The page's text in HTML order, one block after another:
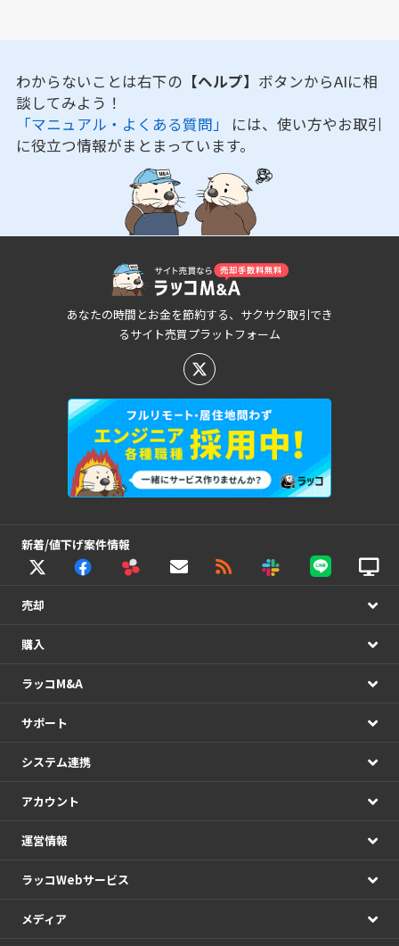
わからないことは右下の 【ヘルプ】 ボタンからAIに相
談してみよう！
「マニュアル・よくある質問」 には、使い方やお取引
に役立つ情報がまとまっています。
あなたの時間とお金を節約する、サクサク取引でき
るサイト売買プラットフォーム
新着/値下げ案件情報
売却
購入
ラッコM&A
サポート
システム連携
アカウント
運営情報
ラッコWebサービス
メディア